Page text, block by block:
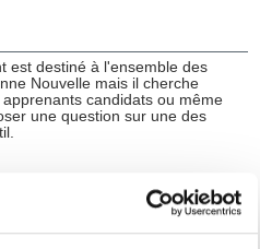
est destiné à l'ensemble des
Nouvelle mais il cherche
candidats ou même
une question sur une des
étudiantes
Etudiant vous permet d'obtenir
administratives liées à la